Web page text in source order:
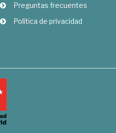
Preguntas frecuentes
Política de privacidad